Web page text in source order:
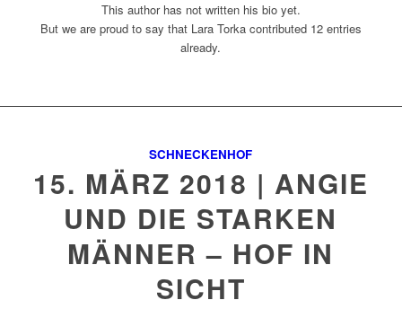
This author has not written his bio yet.
But we are proud to say that Lara Torkacontributed 12 entries
already.
SCHNECKENHOF
15. MÄRZ 2018 | ANGIE
UND DIE STARKEN
MÄNNER – HOF IN
SICHT